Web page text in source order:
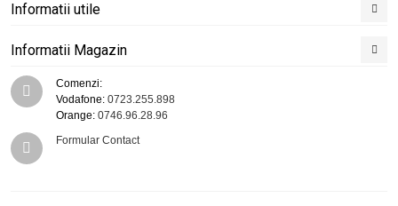
Informatii utile
Informatii Magazin
Comenzi:
Vodafone: 0723.255.898
Orange: 0746.96.28.96
Formular Contact